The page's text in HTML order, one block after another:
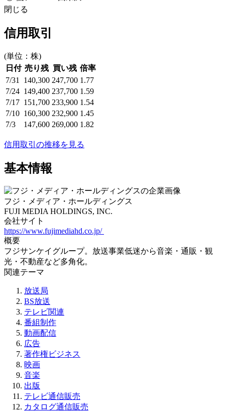
閉じる
信用取引
(単位：株)
日付 売り残 買い残 倍率
7/31
140,300 247,700 1.77
7/24 149,400 237,700 1.59
7/17 151,700 233,900 1.54
7/10 160,300 232,900 1.45
7/3
147,600 269,000 1.82
信用取引の推移を見る
基本情報
フジ・メディア・ホールディングス
FUJI MEDIA HOLDINGS, INC.
会社サイト
https://www.fujimediahd.co.jp/
概要
フジサンケイグループ。放送事業低迷から音楽・通販・観
光・不動産など多角化。
関連テーマ
放送局
BS放送
テレビ関連
番組制作
動画配信
広告
著作権ビジネス
映画
音楽
出版
テレビ通信販売
カタログ通信販売